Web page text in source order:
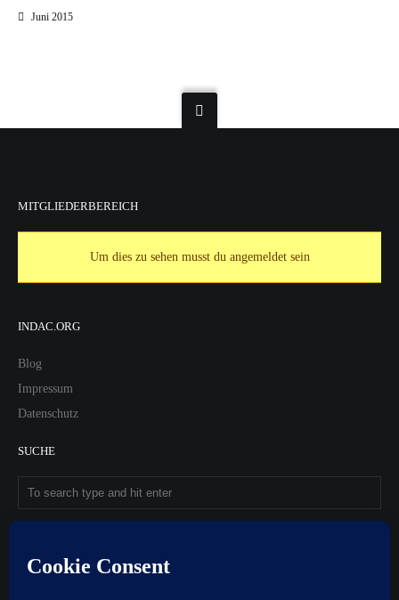
Juni 2015
MITGLIEDERBEREICH
Um dies zu sehen musst du angemeldet sein
INDAC.ORG
Blog
Impressum
Datenschutz
SUCHE